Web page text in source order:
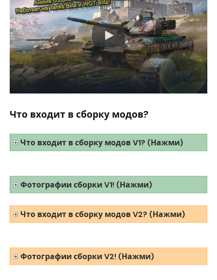
Что входит в сборку модов?
Что входит в сборку модов V1? (Нажми)
Фотографии сборки V1! (Нажми)
Что входит в сборку модов V2? (Нажми)
Фотографии сборки V2! (Нажми)